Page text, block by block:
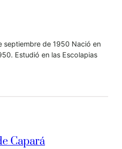
septiembre de 1950 Nació en
Estudió en las Escolapias
Capará